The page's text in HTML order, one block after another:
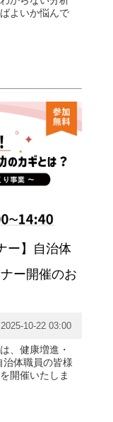
よいか悩んで
ー】自治体
ー開催のお
2025-10-22 03:00
、健康増進・
体職員の皆様
開催いたしま